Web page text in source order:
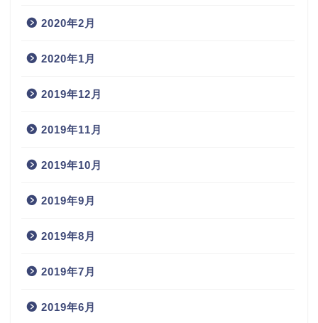
2020年2月
2020年1月
2019年12月
2019年11月
2019年10月
2019年9月
2019年8月
2019年7月
2019年6月